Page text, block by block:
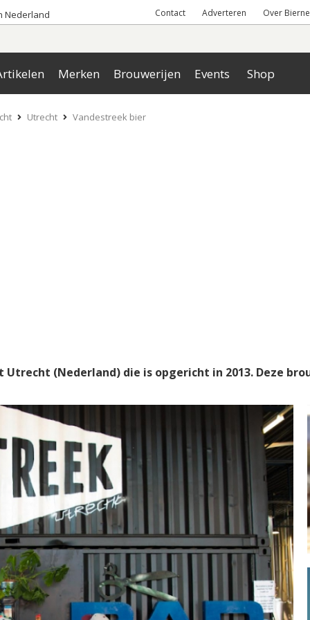
Nederland Contact Adverteren Over
Merken Brouwerijen Events Shop
Utrecht Vandestreek bier
(Nederland) die is opgericht in 2013. Deze